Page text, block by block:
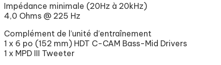
Impédance minimale (20Hz à 20kHz)
4,0 Ohms @ 225 Hz
Complément de l’unité d’entraînement
1 x 6 po (152 mm) HDT C-CAM Bass-Mid Drivers
1 x MPD III Tweeter